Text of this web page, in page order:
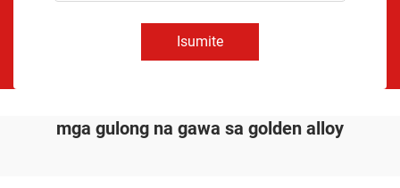
Isumite
mga gulong na gawa sa golden alloy